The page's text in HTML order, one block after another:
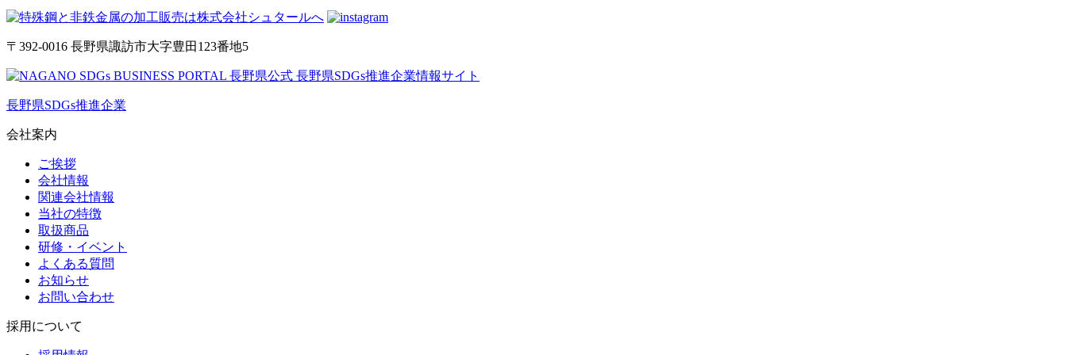
〒392-0016 長野県諏訪市大字豊田123番地5
長野県SDGs推進企業
会社案内
ご挨拶
会社情報
関連会社情報
当社の特徴
取扱商品
研修・イベント
よくある質問
お知らせ
お問い合わせ
採用について